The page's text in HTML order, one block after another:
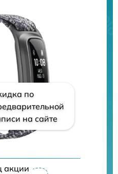
по
на сайте
акции